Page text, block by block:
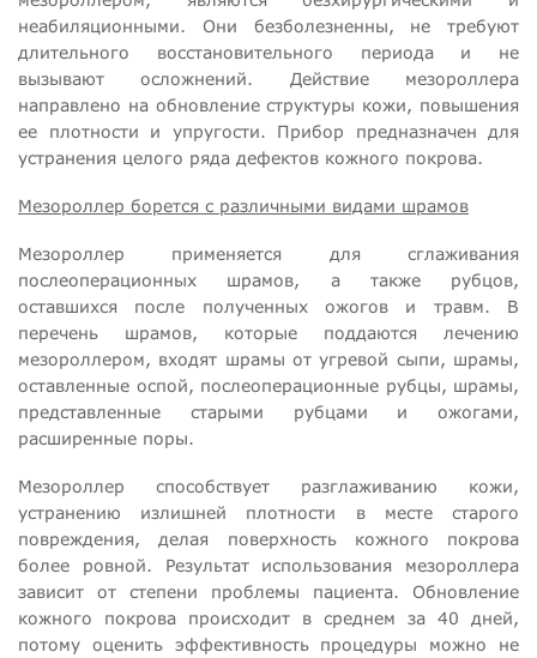
неабиляционными. Они безболезненны, не требуют
длительного восстановительного периода и не
вызывают осложнений. Действие мезороллера
направлено на обновление структуры кожи, повышения
ее плотности и упругости. Прибор предназначен для
устранения целого ряда дефектов кожного покрова.
Мезороллер борется с различными видами шрамов
Мезороллер применяется для сглаживания
послеоперационных шрамов, а также рубцов,
оставшихся после полученных ожогов и травм. В
перечень шрамов, которые поддаются лечению
мезороллером, входят шрамы от угревой сыпи, шрамы,
оставленные оспой, послеоперационные рубцы, шрамы,
представленные старыми рубцами и ожогами,
расширенные поры.
Мезороллер способствует разглаживанию кожи,
устранению излишней плотности в месте старого
повреждения, делая поверхность кожного покрова
более ровной. Результат использования мезороллера
зависит от степени проблемы пациента. Обновление
кожного покрова происходит в среднем за 40 дней,
потому оценить эффективность процедуры можно не